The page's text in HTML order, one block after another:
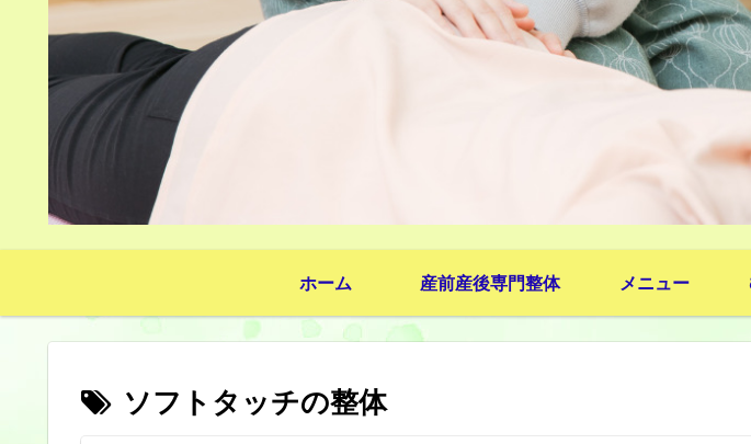
ホーム 産前産後専門整体 メニュー
ソフトタッチの整体